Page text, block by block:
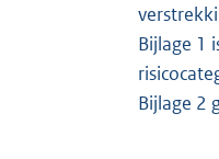
Bijlage 1
Bijlage 2